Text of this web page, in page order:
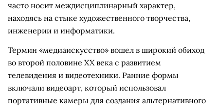
часто носит междисциплинарный характер,
находясь на стыке художественного творчества,
инженерии и информатики.
Термин «медиаискусство» вошел в широкий обиход
во второй половине XX века с развитием
телевидения и видеотехники. Ранние формы
включали видеоарт, который использовал
портативные камеры для создания альтернативного